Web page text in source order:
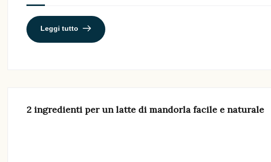
Leggi tutto
2 ingredienti per un latte di mandorla facile e naturale